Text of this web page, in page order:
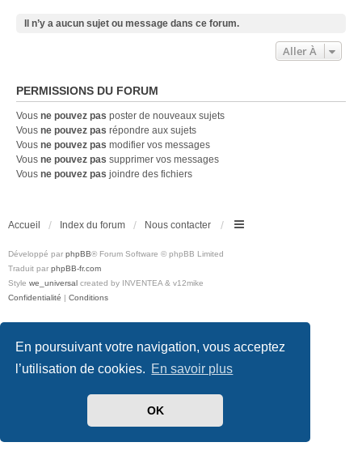
En poursuivant votre navigation, vous acceptez
l’utilisation de cookies. En savoir plus
OK
Il n’y a aucun sujet ou message dans ce forum.
Aller À
PERMISSIONS DU FORUM
Vous ne pouvez pas poster de nouveaux sujets
Vous ne pouvez pas répondre aux sujets
Vous ne pouvez pas modifier vos messages
Vous ne pouvez pas supprimer vos messages
Vous ne pouvez pas joindre des fichiers
Accueil Index du forum Nous contacter
Développé par phpBB® Forum Software © phpBB Limited
Traduit par phpBB-fr.com
Style we_universal created by INVENTEA & v12mike
Confidentialité | Conditions